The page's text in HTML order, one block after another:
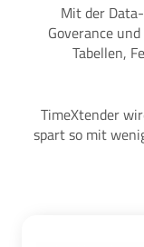
Mit der
Goverance
Tabellen,
TimeXtender
spart so mit